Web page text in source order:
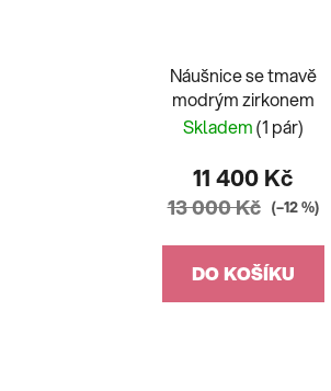
Náušnice se tmavě
modrým zirkonem
Skladem(1 pár)
11 400 Kč
13 000 Kč (–12 %)
DO KOŠÍKU